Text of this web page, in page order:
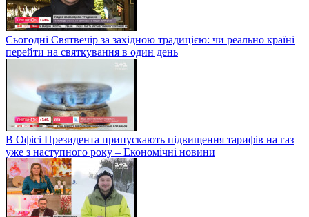
Сьогодні Святвечір за західною традицією: чи реально країні
перейти на святкування в один день
В Офісі Президента припускають підвищення тарифів на газ
уже з наступного року – Економічні новини